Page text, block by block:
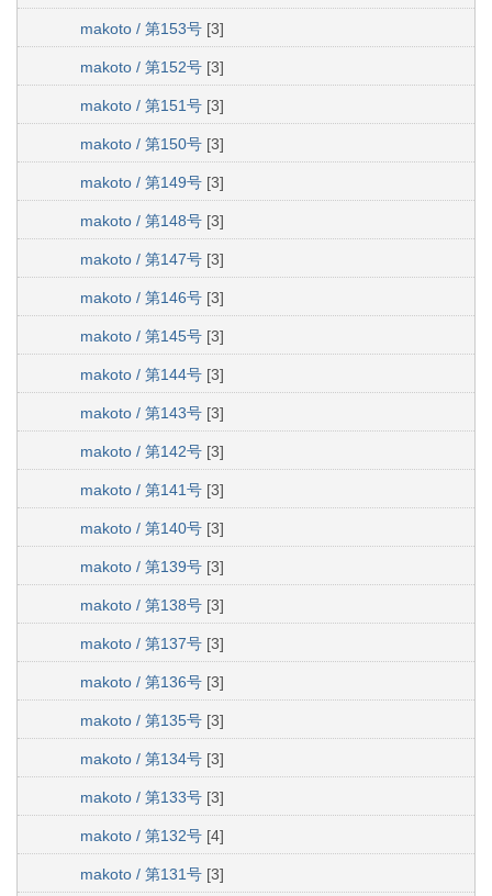
makoto / 第153号 [3]
makoto / 第152号 [3]
makoto / 第151号 [3]
makoto / 第150号 [3]
makoto / 第149号 [3]
makoto / 第148号 [3]
makoto / 第147号 [3]
makoto / 第146号 [3]
makoto / 第145号 [3]
makoto / 第144号 [3]
makoto / 第143号 [3]
makoto / 第142号 [3]
makoto / 第141号 [3]
makoto / 第140号 [3]
makoto / 第139号 [3]
makoto / 第138号 [3]
makoto / 第137号 [3]
makoto / 第136号 [3]
makoto / 第135号 [3]
makoto / 第134号 [3]
makoto / 第133号 [3]
makoto / 第132号 [4]
makoto / 第131号 [3]